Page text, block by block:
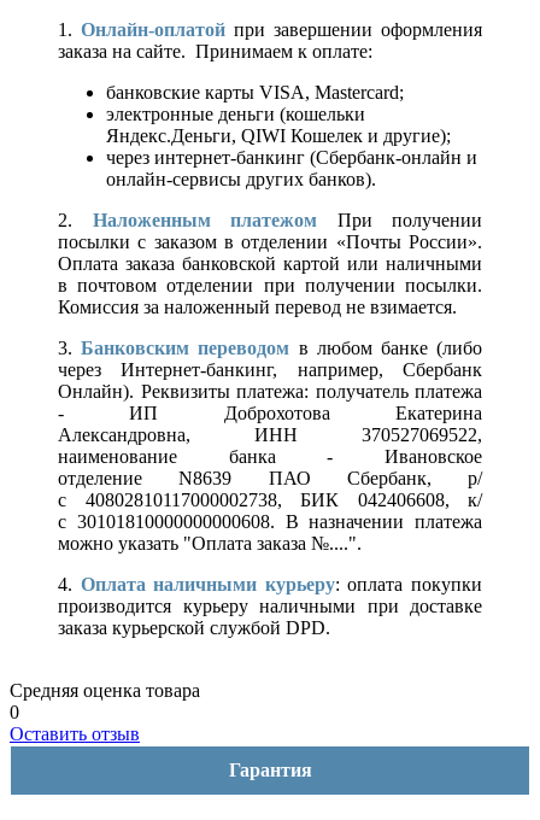
1. Онлайн-оплатой при завершении оформления
заказа на сайте. Принимаем к оплате:
банковские карты VISA, Mastercard;
электронные деньги (кошельки
Яндекс.Деньги, QIWI Кошелек и другие);
через интернет-банкинг (Сбербанк-онлайн и
онлайн-сервисы других банков).
2. Наложенным платежом При получении
посылки с заказом в отделении «Почты России».
Оплата заказа банковской картой или наличными
в почтовом отделении при получении посылки.
Комиссия за наложенный перевод не взимается.
3.Банковским переводом в любом банке (либо
через Интернет-банкинг, например, Сбербанк
Онлайн). Реквизиты платежа: получатель платежа
- ИП Доброхотова Екатерина
Александровна, ИНН 370527069522,
наименование банка - Ивановское
отделение N8639 ПАО Сбербанк, р/
с 40802810117000002738, БИК 042406608, к/
с 30101810000000000608. В назначении платежа
можно указать "Оплата заказа №....".
4. Оплата наличными курьеру: оплата покупки
производится курьеру наличными при доставке
заказа курьерской службой DPD.
Средняя оценка товара
0
Оставить отзыв
Гарантия